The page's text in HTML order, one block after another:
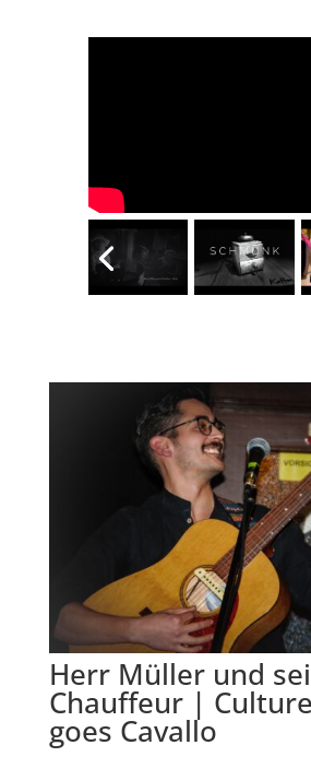
Herr Müller und
Chauffeur |
goes Cavallo